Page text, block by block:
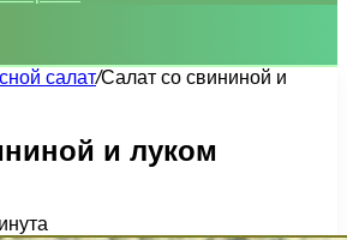
салат/Cалат со свининой и
и луком